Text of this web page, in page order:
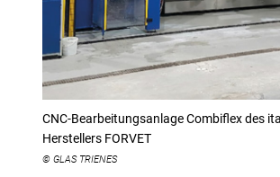
CNC-Bearbeitungsanlage Combiflex des
Herstellers FORVET
© GLAS TRIENES